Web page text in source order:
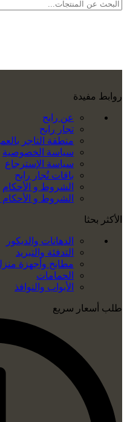
روابط مفيدة
عن رابح
تجار رابح
منطقة التاجر
سياسة الخصوصية
سياسة الإسترجاع
باقات تُجار رابح
الشروط و الأحكام
الشروط و الأحكام
الأكثر بحثا
الدهانات والديكور
التدفئة والتبريد
مطابخ وأجهزة
الحمامات
الأبواب والنوافذ
طلب أسعار سريع